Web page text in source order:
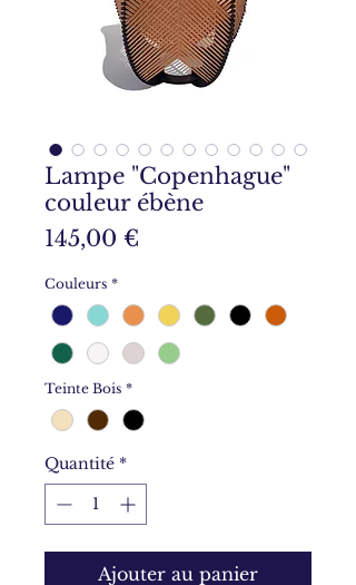
Lampe "Copenhague"
couleur ébène
145,00 €
Couleurs *
Teinte Bois *
Quantité *
Ajouter au panier